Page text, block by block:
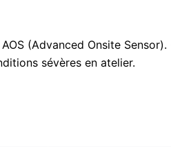
(Advanced Onsite
sévères en atelier.